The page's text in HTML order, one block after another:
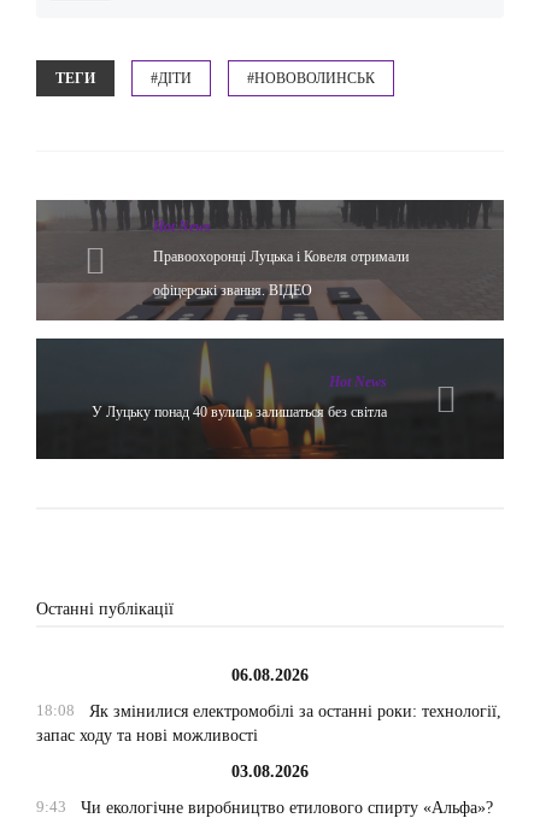
ТЕГИ #ДІТИ #НОВОВОЛИНСЬК
Hot News
Правоохоронці Луцька і Ковеля отримали
офіцерські звання. ВІДЕО
Hot News
У Луцьку понад 40 вулиць залишаться без світла
Останні публікації
06.08.2026
18:08
Як змінилися електромобілі за останні роки: технології,
запас ходу та нові можливості
03.08.2026
9:43
Чи екологічне виробництво етилового спирту «Альфа»?